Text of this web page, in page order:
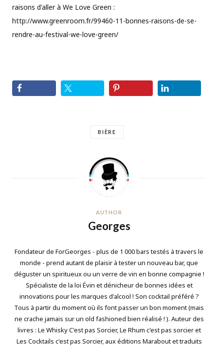
raisons d'aller à We Love Green :
http://www.greenroom.fr/99460-11-bonnes-raisons-de-se-
rendre-au-festival-we-love-green/
BIÈRE
AUTHOR
Georges
Fondateur de ForGeorges - plus de 1 000 bars testés à travers le
monde - prend autant de plaisir à tester un nouveau bar, que
déguster un spiritueux ou un verre de vin en bonne compagnie !
Spécialiste de la loi Évin et dénicheur de bonnes idées et
innovations pour les marques d'alcool ! Son cocktail préféré ?
Tous à partir du moment où ils font passer un bon moment (mais
ne crache jamais sur un old fashioned bien réalisé ! ). Auteur des
livres : Le Whisky C'est pas Sorcier, Le Rhum c'est pas sorcier et
Les Cocktails c'est pas Sorcier, aux éditions Marabout et traduits